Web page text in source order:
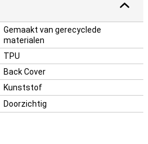
Gemaakt van gerecyclede
materialen
TPU
Back Cover
Kunststof
Doorzichtig